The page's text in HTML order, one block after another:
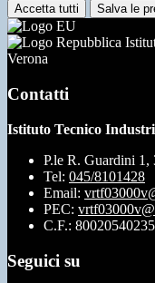
Accetta tutti Salva le
Verona
Contatti
Istituto Tecnico
P.le R. Guardini 1,
Tel: 045/8101428
Email:
PEC:
C.F.: 80020540235
Seguici su